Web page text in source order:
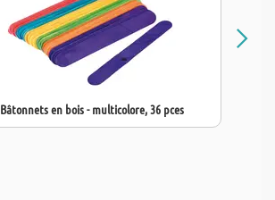
Bâtonnets en bois - multicolore, 36 pces